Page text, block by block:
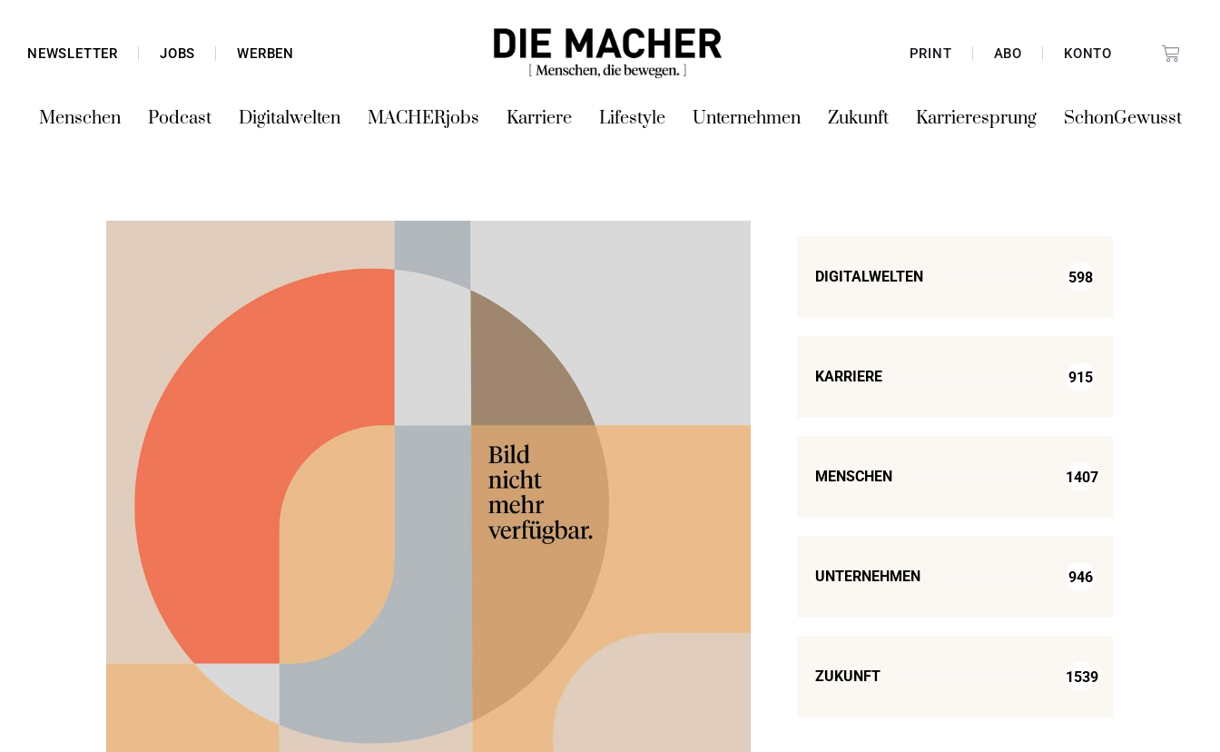
NEWSLETTER JOBS WERBEN PRINT ABO KONTO
Menschen Podcast Digitalwelten MACHERjobs Karriere Lifestyle Unternehmen Zukunft Karrieresprung SchonGewusst
DIGITALWELTEN 598
KARRIERE 915
MENSCHEN 1407
UNTERNEHMEN 946
ZUKUNFT 1539